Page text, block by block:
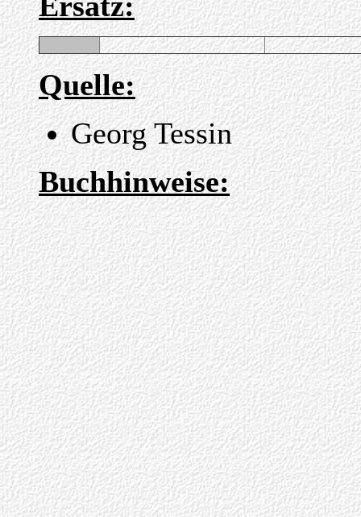
Quelle:
Georg Tessin
Buchhinweise: